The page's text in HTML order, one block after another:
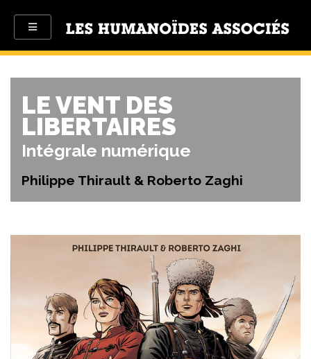
LE VENT DES
LIBERTAIRES
Intégrale numérique
Philippe Thirault & Roberto Zaghi